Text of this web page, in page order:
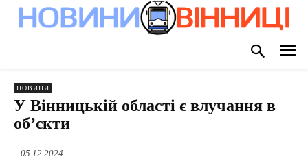
НОВИНИ
У Вінницькій області є влучання в
об’єкти
05.12.2024